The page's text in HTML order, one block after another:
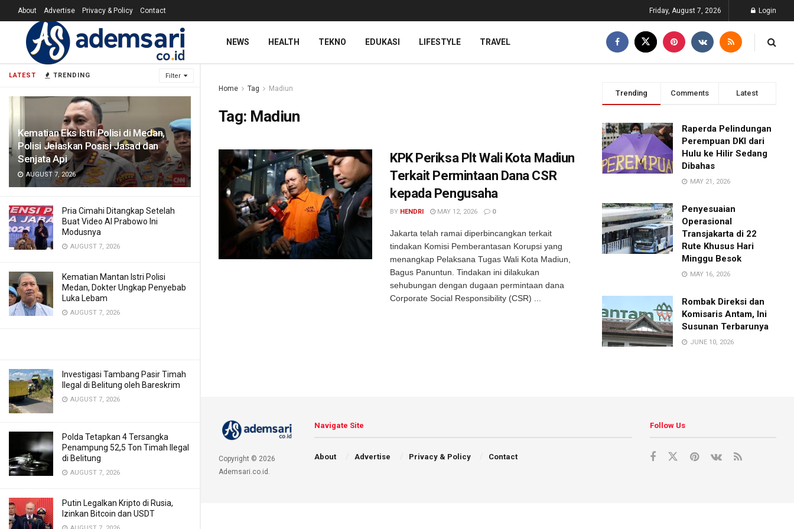
LATEST TRENDING Filter
Kematian Eks Istri Polisi di Medan,
Polisi Jelaskan Posisi Jasad dan
Senjata Api
AUGUST 7, 2026
Pria Cimahi Ditangkap Setelah
Buat Video AI Prabowo Ini
Modusnya
AUGUST 7, 2026
Kematian Mantan Istri Polisi
Medan, Dokter Ungkap Penyebab
Luka Lebam
AUGUST 7, 2026
Investigasi Tambang Pasir Timah
Ilegal di Belitung oleh Bareskrim
AUGUST 7, 2026
Polda Tetapkan 4 Tersangka
Penampung 52,5 Ton Timah Ilegal
di Belitung
AUGUST 7, 2026
Putin Legalkan Kripto di Rusia,
Izinkan Bitcoin dan USDT
About Advertise Privacy & Policy Contact Friday, August 7, 2026 Login
NEWS HEALTH TEKNO EDUKASI LIFESTYLE TRAVEL
Home Tag Madiun
Tag: Madiun
KPK Periksa Plt Wali Kota Madiun
Terkait Permintaan Dana CSR
kepada Pengusaha
BY HENDRI MAY 12, 2026 0
Jakarta telah ramai diperbincangkan terkait
tindakan Komisi Pemberantasan Korupsi yang
menangkap Pelaksana Tugas Wali Kota Madiun,
Bagus Panuntun. Tindakan ini dilakukan
sehubungan dengan dugaan permintaan dana
Corporate Social Responsibility (CSR) ...
Trending Comments Latest
Raperda Pelindungan
Perempuan DKI dari
Hulu ke Hilir Sedang
Dibahas
MAY 21, 2026
Penyesuaian
Operasional
Transjakarta di 22
Rute Khusus Hari
Minggu Besok
MAY 16, 2026
Rombak Direksi dan
Komisaris Antam, Ini
Susunan Terbarunya
JUNE 10, 2026
Copyright © 2026
Ademsari.co.id.
Navigate Site
About Advertise Privacy & Policy Contact
Follow Us